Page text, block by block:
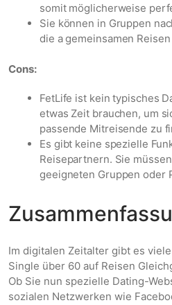
somit möglicherweise
Sie können in Gruppen
die a gemeinsamen
Cons:
FetLife ist kein typisches
etwas Zeit brauchen, um
passende Mitreisende zu
Es gibt keine spezielle
Reisepartnern. Sie
geeigneten Gruppen oder
Im digitalen Zeitalter gibt es
Single über 60 auf Reisen
Ob Sie nun spezielle Dating-
sozialen Netzwerken wie